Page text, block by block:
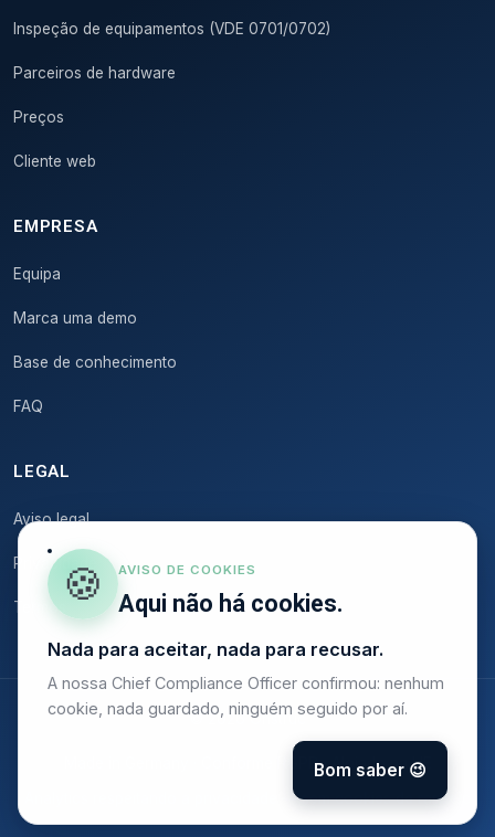
🍪 AVISO DE COOKIES
Aqui não há cookies.
Nada para aceitar, nada para recusar.
A nossa Chief Compliance Officer confirmou: nenhum
cookie, nada guardado, ninguém seguido por aí.
Bom saber 😉
Inspeção de equipamentos (VDE 0701/0702)
Parceiros de hardware
Preços
Cliente web
EMPRESA
Equipa
Marca uma demo
Base de conhecimento
FAQ
LEGAL
Aviso legal
Privacidade
Termos
© 2026 Onstruc
Made in Germany · Conforme RGPD · Alojado na UE
Analytics respeitando a privacidade — sem cookies de rastreio